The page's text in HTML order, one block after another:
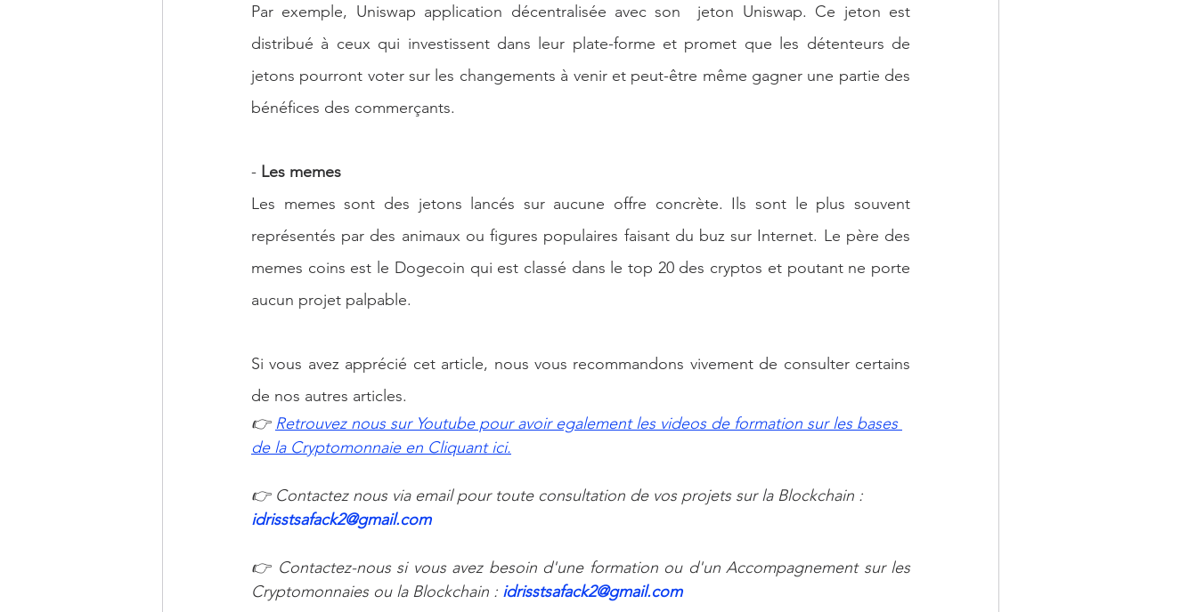
Par exemple, Uniswap application décentralisée avec son  jeton Uniswap. Ce jeton est
distribué à ceux qui investissent dans leur plate-forme et promet que les détenteurs de
jetons pourront voter sur les changements à venir et peut-être même gagner une partie des
bénéfices des commerçants.
- Les memes
Les memes sont des jetons lancés sur aucune offre concrète. Ils sont le plus souvent
représentés par des animaux ou figures populaires faisant du buz sur Internet. Le père des
memes coins est le Dogecoin qui est classé dans le top 20 des cryptos et poutant ne porte
aucun projet palpable.
Si vous avez apprécié cet article, nous vous recommandons vivement de consulter certains
de nos autres articles.
👉 Retrouvez nous sur Youtube pour avoir egalement les videos de formation sur les bases
de la Cryptomonnaie en Cliquant ici.
👉 Contactez nous via email pour toute consultation de vos projets sur la Blockchain :
idrisstsafack2@gmail.com
👉 Contactez-nous si vous avez besoin d'une formation ou d'un Accompagnement sur les
Cryptomonnaies ou la Blockchain : idrisstsafack2@gmail.com